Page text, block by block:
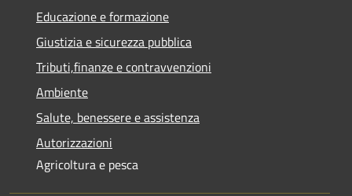
Educazione e formazione
Giustizia e sicurezza pubblica
Tributi,finanze e contravvenzioni
Ambiente
Salute, benessere e assistenza
Autorizzazioni
Agricoltura e pesca